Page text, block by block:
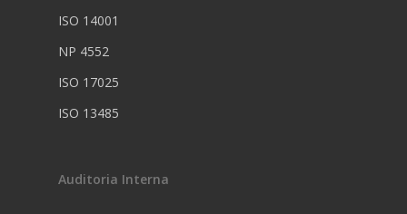
ISO 14001
NP 4552
ISO 17025
ISO 13485
Auditoria Interna